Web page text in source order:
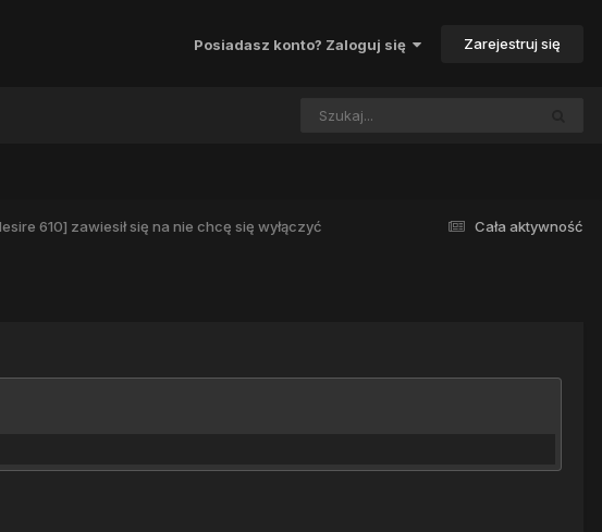
Posiadasz konto? Zaloguj się Zarejestruj się
Cała aktywność
610] zawiesił się na nie chcę się wyłączyć